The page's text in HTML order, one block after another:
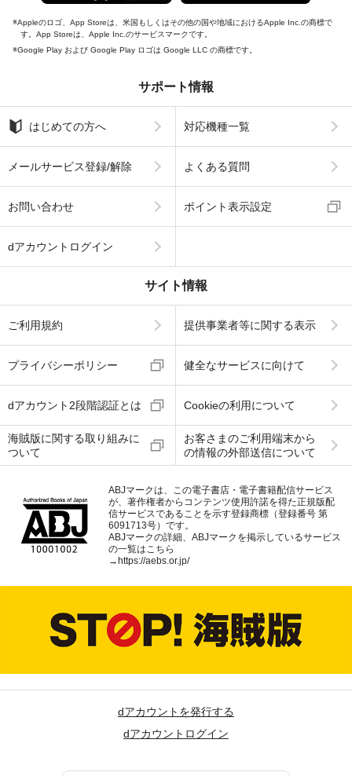
Appleのロゴ、App Storeは、米国もしくはその他の国や地域におけるApple Inc.の商標で
す。App Storeは、Apple Inc.のサービスマークです。
Google Play および Google Play ロゴは Google LLC の商標です。
サポート情報
はじめての方へ 対応機種一覧
メールサービス登録/解除 よくある質問
お問い合わせ ポイント表示設定
dアカウントログイン
サイト情報
ご利用規約 提供事業者等に関する表示
プライバシーポリシー 健全なサービスに向けて
dアカウント2段階認証とは Cookieの利用について
海賊版に関する取り組みに
ついて
お客さまのご利用端末から
の情報の外部送信について
ABJマークは、この電子書店・電子書籍配信サービス
が、著作権者からコンテンツ使用許諾を得た正規版配
信サービスであることを示す登録商標（登録番号 第
6091713号）です。
ABJマークの詳細、ABJマークを掲示しているサービス
の一覧はこちら
→https://aebs.or.jp/
dアカウントを発行する
dアカウントログイン